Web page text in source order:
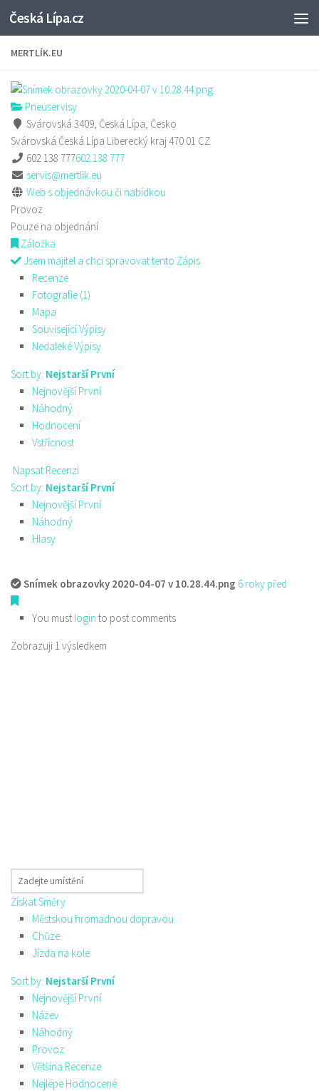
Skip to content
Česká Lípa.cz
MERTLÍK.EU
Pneuservisy
Svárovská 3409, Česká Lípa, Česko
Svárovská Česká Lípa Liberecký kraj470 01 CZ
602 138 777602 138 777
servis@mertlik.eu
Web s objednávkou či nabídkou
Provoz
Pouze na objednání
Záložka
Jsem majitel a chci spravovat tento Zápis
Recenze
Fotografie (1)
Mapa
Související Výpisy
Nedaleké Výpisy
Sort by: Nejstarší První
Nejnovější První
Náhodný
Hodnocení
Vstřícnost
Napsat Recenzi
Sort by: Nejstarší První
Nejnovější První
Náhodný
Hlasy
Snímek obrazovky 2020-04-07 v 10.28.44.png 6 roky před
You must login to post comments
Zobrazuji 1 výsledkem
Získat Směry
Městskou hromadnou dopravou
Chůze
Jízda na kole
Sort by: Nejstarší První
Nejnovější První
Název
Náhodný
Provoz
Většina Recenze
Nejlépe Hodnocené